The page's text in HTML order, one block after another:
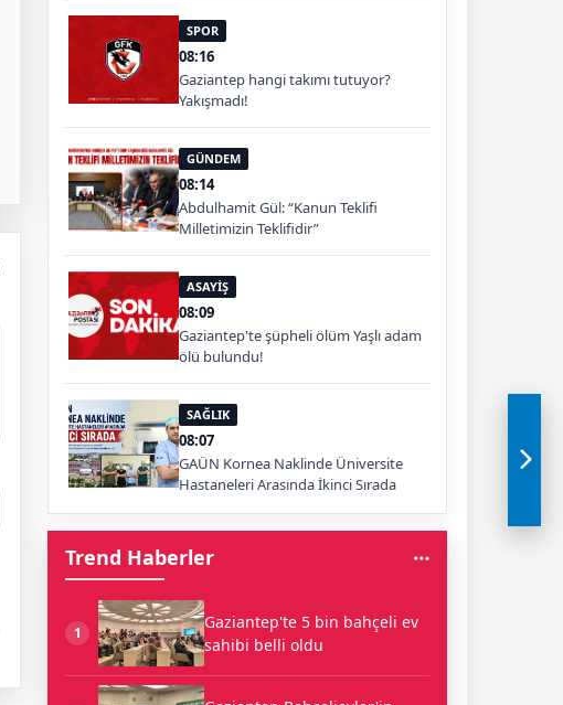
SPOR
08:16
Gaziantep hangi takımı tutuyor?
Yakışmadı!
GÜNDEM
08:14
Abdulhamit Gül: “Kanun Teklifi
Milletimizin Teklifidir”
ASAYİŞ
08:09
Gaziantep'te şüpheli ölüm Yaşlı adam
ölü bulundu!
SAĞLIK
08:07
GAÜN Kornea Naklinde Üniversite
Hastaneleri Arasında İkinci Sırada
Trend Haberler
1
Gaziantep'te 5 bin bahçeli ev
sahibi belli oldu